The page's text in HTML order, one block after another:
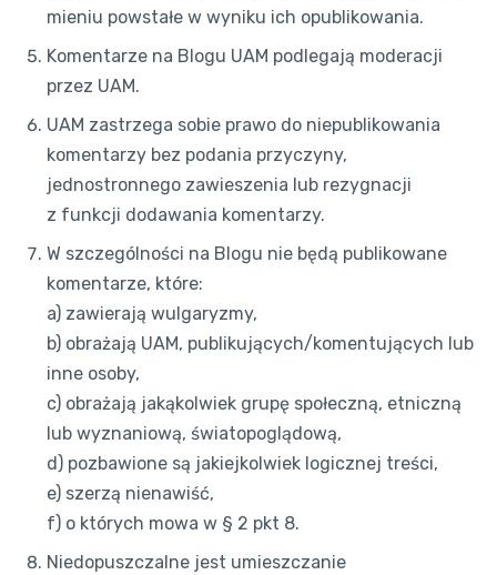
mieniu powstałe w wyniku ich opublikowania.
Komentarze na Blogu UAM podlegają moderacji
przez UAM.
UAM zastrzega sobie prawo do niepublikowania
komentarzy bez podania przyczyny,
jednostronnego zawieszenia lub rezygnacji
z funkcji dodawania komentarzy.
W szczególności na Blogu nie będą publikowane
komentarze, które:
a) zawierają wulgaryzmy,
b) obrażają UAM, publikujących/komentujących lub
inne osoby,
c) obrażają jakąkolwiek grupę społeczną, etniczną
lub wyznaniową, światopoglądową,
d) pozbawione są jakiejkolwiek logicznej treści,
e) szerzą nienawiść,
f) o których mowa w § 2 pkt 8.
Niedopuszczalne jest umieszczanie